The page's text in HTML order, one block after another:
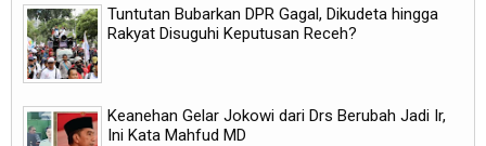
Tuntutan Bubarkan DPR Gagal, Dikudeta hingga
Rakyat Disuguhi Keputusan Receh?
Keanehan Gelar Jokowi dari Drs Berubah Jadi Ir,
Ini Kata Mahfud MD